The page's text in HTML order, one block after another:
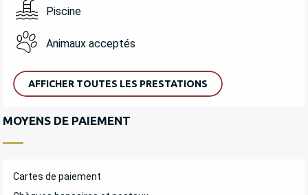
Piscine
Animaux acceptés
AFFICHER TOUTES LES PRESTATIONS
MOYENS DE PAIEMENT
Cartes de paiement